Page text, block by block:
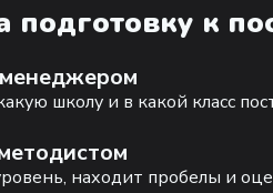
подготовку к
школу и в какой класс
находит пробелы и